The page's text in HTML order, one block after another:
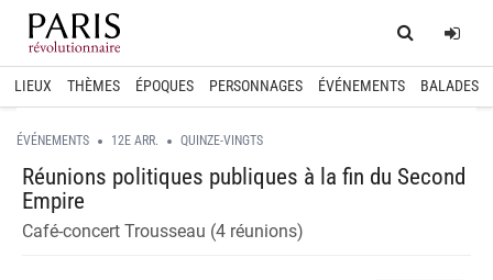
Home
LIEUX THÈMES ÉPOQUES PERSONNAGES ÉVÉNEMENTS BALADES
ÉVÉNEMENTS 12E ARR. QUINZE-VINGTS
Réunions politiques publiques à la fin du Second
Empire
Café-concert Trousseau (4 réunions)